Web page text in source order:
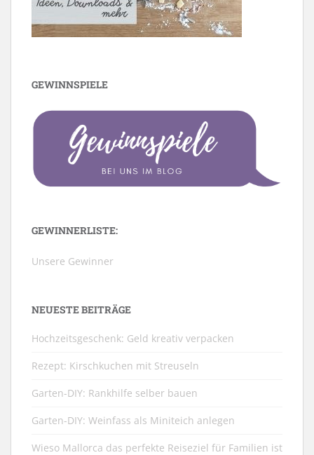
GEWINNSPIELE
GEWINNERLISTE:
Unsere Gewinner
NEUESTE BEITRÄGE
Hochzeitsgeschenk: Geld kreativ verpacken
Rezept: Kirschkuchen mit Streuseln
Garten-DIY: Rankhilfe selber bauen
Garten-DIY: Weinfass als Miniteich anlegen
Wieso Mallorca das perfekte Reiseziel für Familien ist